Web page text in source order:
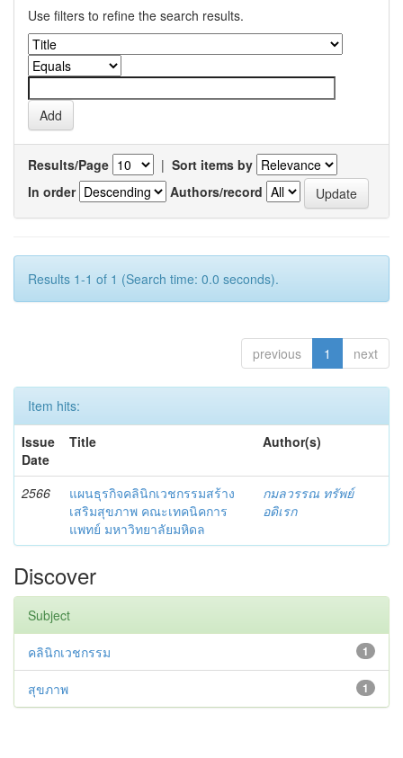
Use filters to refine the search results.
Results/Page | Sort items by
In order
Authors/record
Results 1-1 of 1 (Search time: 0.0 seconds).
previous 1 next
Item hits:
Issue
Date
Title Author(s)
2566
แผนธุรกิจคลินิกเวชกรรมสร้าง
เสริมสุขภาพ คณะเทคนิคการ
แพทย์ มหาวิทยาลัยมหิดล
กมลวรรณ ทรัพย์
อดิเรก
Discover
Subject
1
คลินิกเวชกรรม
1
สุขภาพ